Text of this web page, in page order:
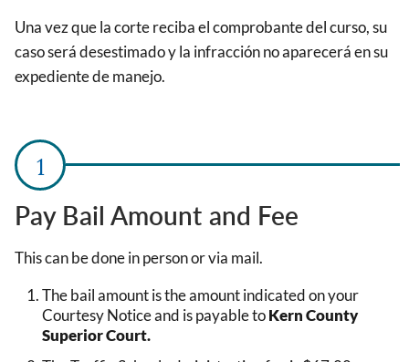
Una vez que la corte reciba el comprobante del curso, su
caso será desestimado y la infracción no aparecerá en su
expediente de manejo.
Pay Bail Amount and Fee
This can be done in person or via mail.
The bail amount is the amount indicated on your
Courtesy Notice and is payable toKern County
Superior Court.